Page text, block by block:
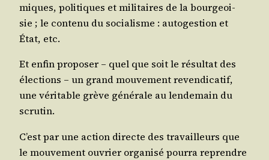
miques, poli­tiques et mili­taires de la bour­geoi­
sie ; le conte­nu du socia­lisme : auto­ges­tion et
État, etc.
Et enfin pro­po­ser – quel que soit le résul­tat des
élec­tions – un grand mou­ve­ment reven­di­ca­tif,
une véri­table grève géné­rale au len­de­main du
scrutin.
C’est par une action directe des tra­vailleurs que
le mou­ve­ment ouvrier orga­ni­sé pour­ra reprendre